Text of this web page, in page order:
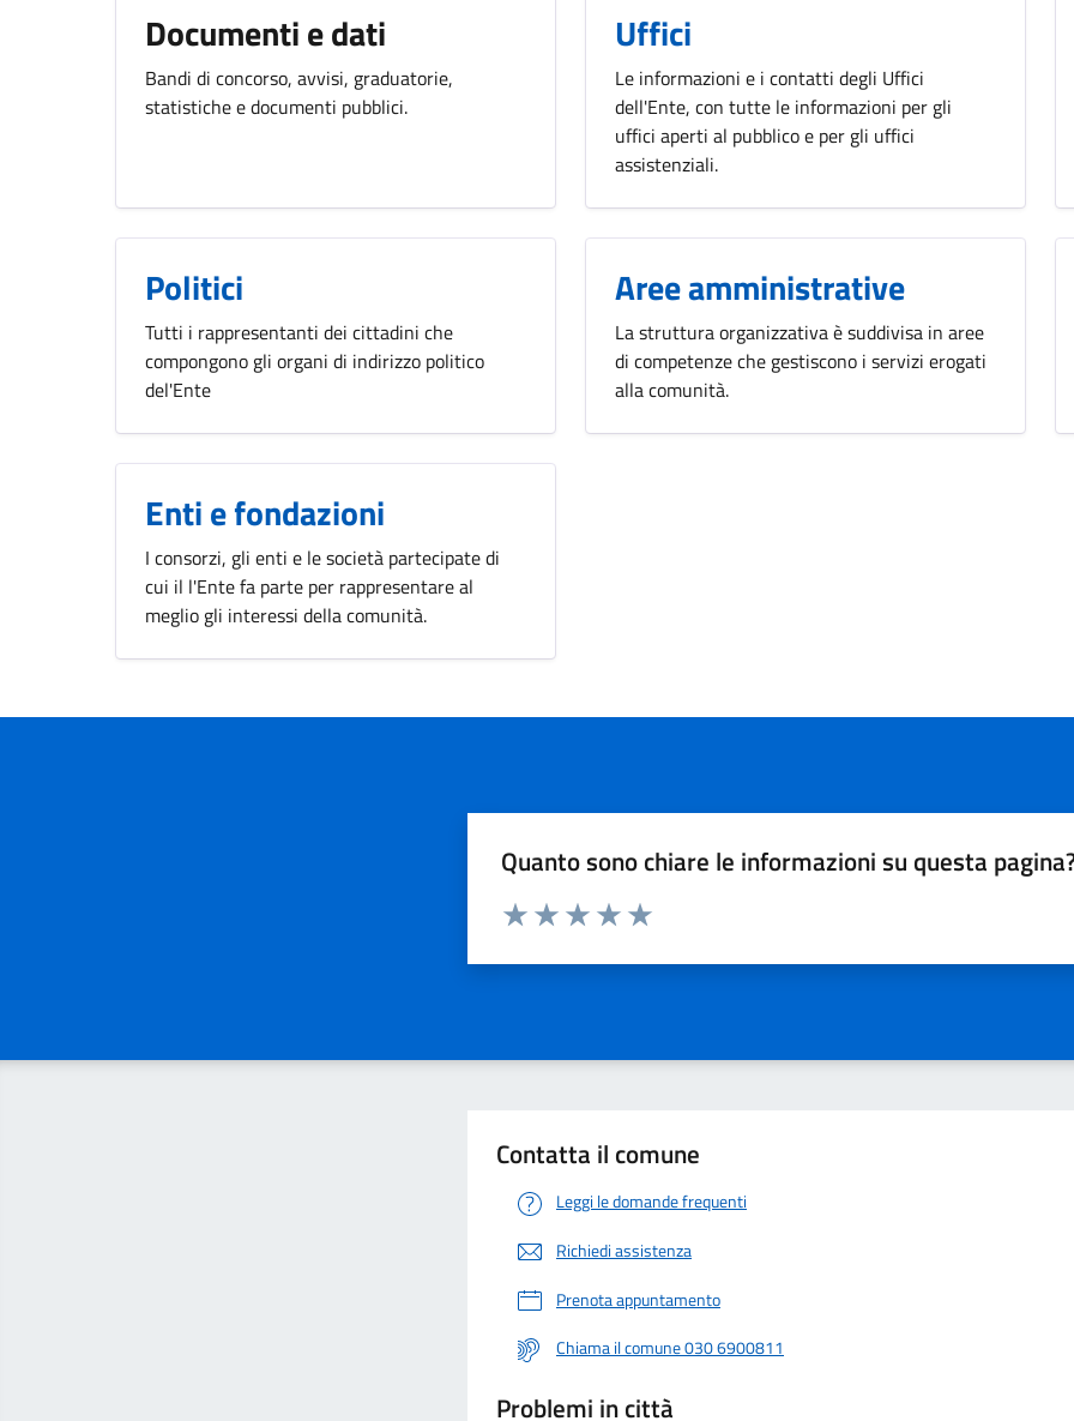
Documenti e dati
Bandi di concorso, avvisi, graduatorie,
statistiche e documenti pubblici.
Uffici
Le informazioni e i contatti degli Uffici
dell'Ente, con tutte le informazioni per gli
uffici aperti al pubblico e per gli uffici
assistenziali.
Politici
Tutti i rappresentanti dei cittadini che
compongono gli organi di indirizzo politico
del'Ente
Aree amministrative
La struttura organizzativa è suddivisa in aree
di competenze che gestiscono i servizi erogati
alla comunità.
Enti e fondazioni
I consorzi, gli enti e le società partecipate di
cui il l'Ente fa parte per rappresentare al
meglio gli interessi della comunità.
Quanto sono chiare le informazioni su questa
Valuta da 1 a 5 stelle la pagina
Contatta il comune
Leggi le domande frequenti
Richiedi assistenza
Prenota appuntamento
Chiama il comune 030 6900811
Problemi in città